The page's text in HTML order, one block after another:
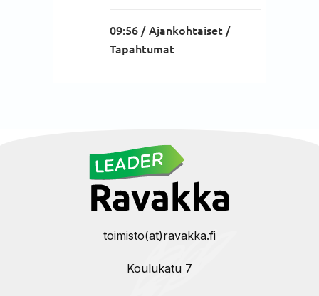
09:56 /Ajankohtaiset /
Tapahtumat
toimisto(at)ravakka.fi
Koulukatu 7